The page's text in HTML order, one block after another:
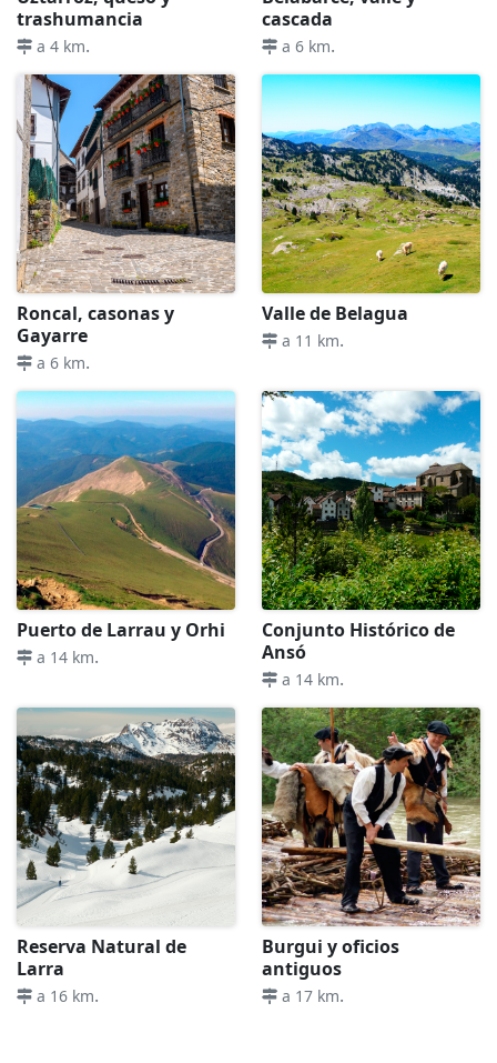
trashumancia
a 4 km.
cascada
a 6 km.
Roncal, casonas y
Gayarre
a 6 km.
Valle de Belagua
a 11 km.
Puerto de Larrau y Orhi
a 14 km.
Conjunto Histórico de
Ansó
a 14 km.
Reserva Natural de
Larra
a 16 km.
Burgui y oficios
antiguos
a 17 km.